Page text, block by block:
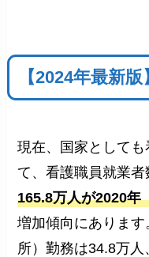
【2024年最新
現在、国家として
て、看護職員就業
165.8万人が2020年
増加傾向にありま
所）勤務は34.8万